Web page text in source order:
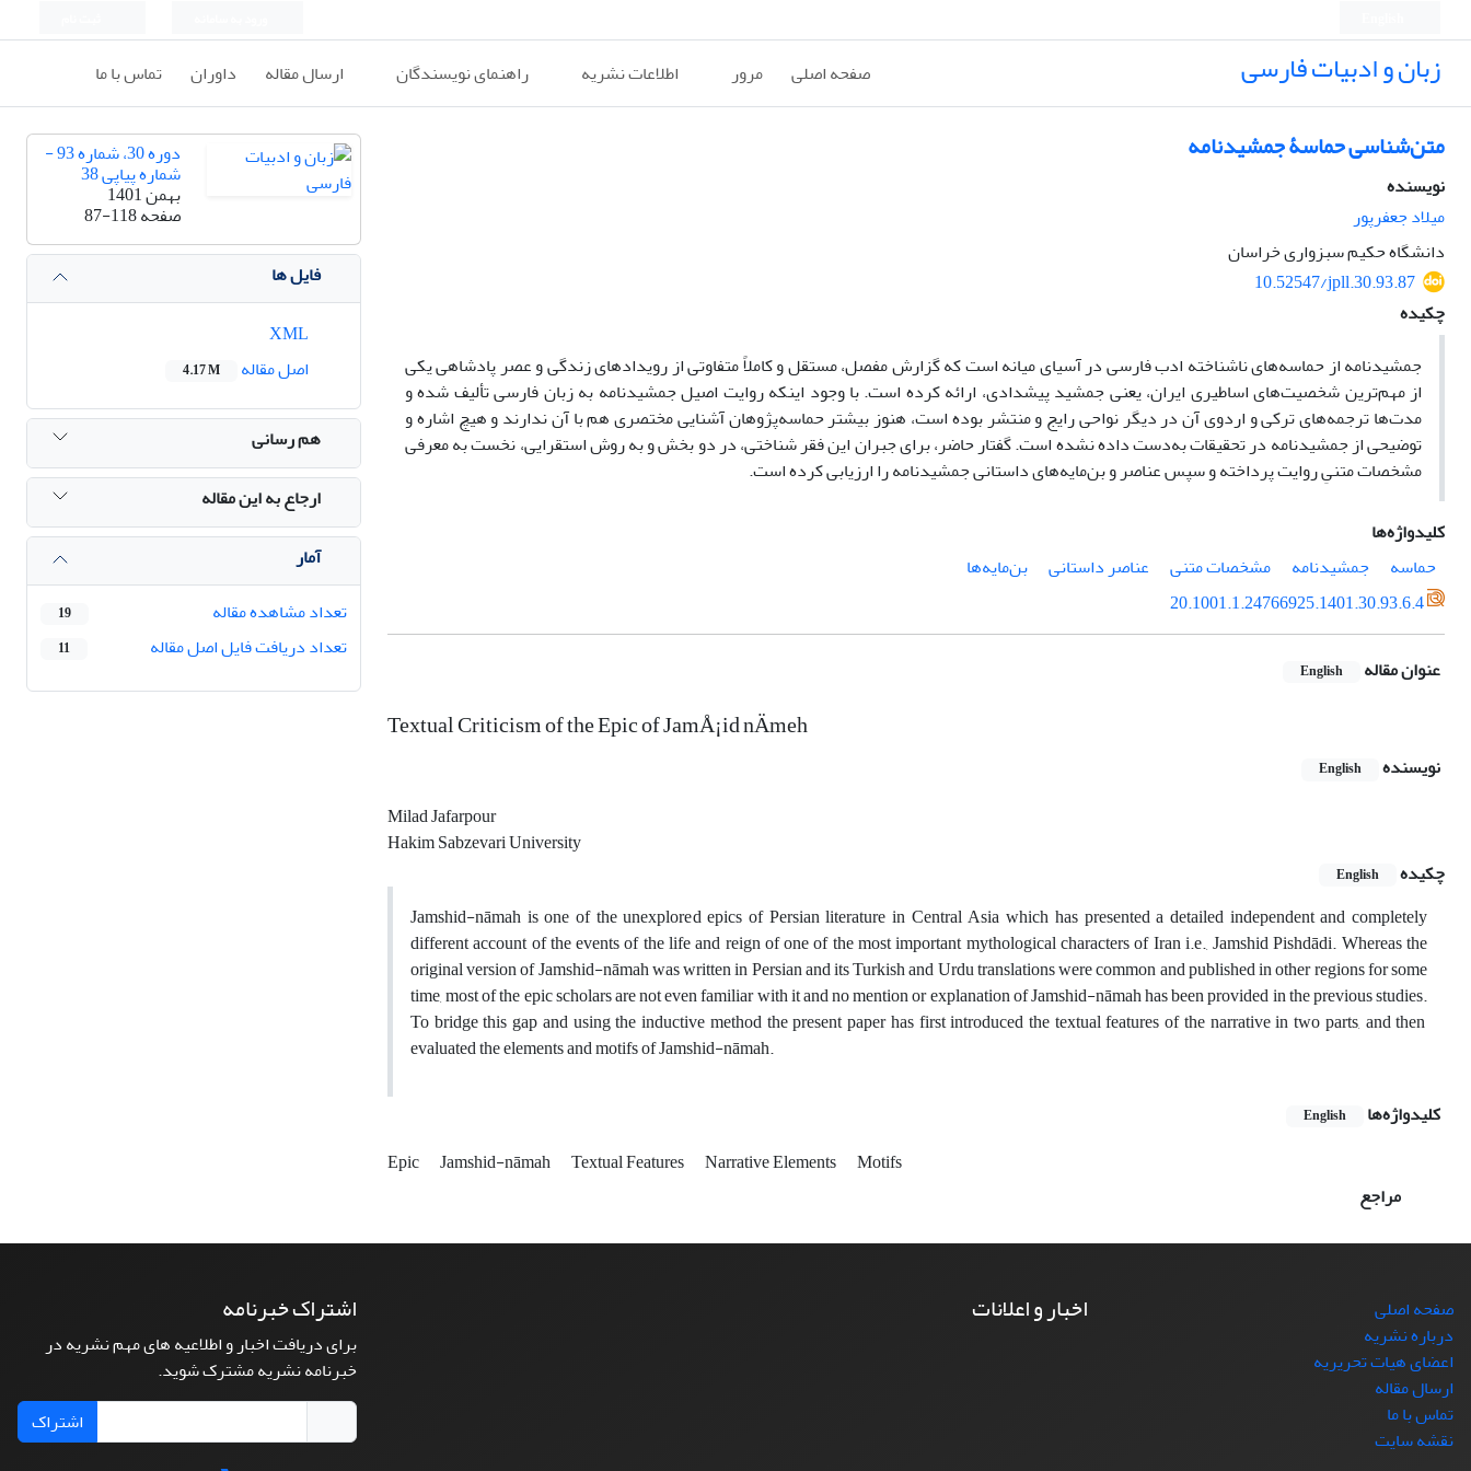
زبان و ادبیات فارسی صفحه اصلی مرور اطلاعات نشریه راهنمای نویسندگان ارسال مقاله داوران تماس با ما
متن‌شناسی حماسۀ جمشیدنامه
نویسنده
میلاد جعفرپور
دانشگاه حکیم سبزواری خراسان
10.52547/jpll.30.93.87
چکیده
جمشیدنامه از حماسه‌های ناشناخته ادب فارسی در آسیای میانه است که گزارش مفصل، مستقل و کاملاً متفاوتی از رویدادهای زندگی و عصر پادشاهی یکی
از مهم‌ترین شخصیت‌های اساطیری ایران، یعنی جمشید پیشدادی، ارائه کرده است. با وجود اینکه روایت اصیل جمشیدنامه به زبان فارسی تألیف شده و
مدت‌ها ترجمه‌های ترکی و اردوی آن در دیگر نواحی رایج و منتشر بوده است، هنوز بیشتر حماسه‌پژوهان آشنایی مختصری هم با آن ندارند و هیچ اشاره و
توضیحی از جمشیدنامه در تحقیقات به‌دست داده نشده است. گفتار حاضر، برای جبران این فقر شناختی، در دو بخش و به روش استقرایی، نخست به معرفی
مشخصات متنیِ روایت پرداخته و سپس عناصر و بن‌مایه‌های داستانی جمشیدنامه را ارزیابی کرده است.
کلیدواژه‌ها
حماسه
جمشیدنامه مشخصات متنی عناصر داستانی
بن‌مایه‌ها
20.1001.1.24766925.1401.30.93.6.4
عنوان مقاله English
Textual Criticism of the Epic of JamÅ¡id nÄmeh
نویسنده English
Milad Jafarpour
Hakim Sabzevari University
چکیده
English
Jamshid-nāmah is one of the unexplored epics of Persian literature in Central Asia which has presented a detailed independent and completely
different account of the events of the life and reign of one of the most important mythological characters of Iran i.e., Jamshid Pishdādi. Whereas the
original version of Jamshid-nāmah was written in Persian and its Turkish and Urdu translations were common and published in other regions for some
time, most of the epic scholars are not even familiar with it and no mention or explanation of Jamshid-nāmah has been provided in the previous studies.
To bridge this gapand using the inductive method the present paper has first introduced the textual features of the narrative in two parts, and then
evaluated the elements and motifs of Jamshid-nāmah.
کلیدواژه‌ها
English
Epic Jamshid-nāmah Textual Features Narrative Elements
Motifs
مراجع
دوره 30، شماره 93 -
شماره پیاپی 38
بهمن 1401
صفحه87-118
فایل ها
اصل مقاله
4.17 M
هم رسانی
ارجاع به این مقاله
آمار
تعداد مشاهده مقاله
19
تعداد دریافت فایل اصل مقاله 11
صفحه اصلی
درباره نشریه
اعضای هیات تحریریه
ارسال مقاله
تماس با ما
نقشه سایت
اخبار و اعلانات اشتراک خبرنامه
برای دریافت اخبار و اطلاعیه های مهم نشریه در
خبرنامه نشریه مشترک شوید.
اشتراک